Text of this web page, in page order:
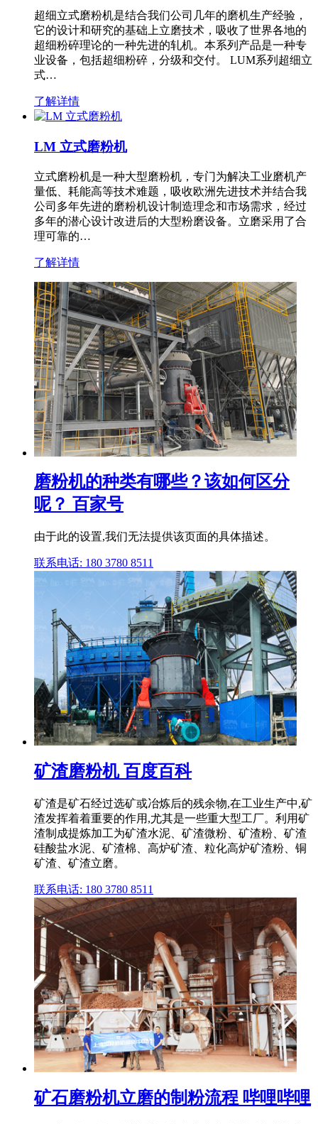
超细立式磨粉机是结合我们公司几年的磨机生产经验，
它的设计和研究的基础上立磨技术，吸收了世界各地的
超细粉碎理论的一种先进的轧机。本系列产品是一种专
业设备，包括超细粉碎，分级和交付。 LUM系列超细立
式…
了解详情
LM 立式磨粉机
立式磨粉机是一种大型磨粉机，专门为解决工业磨机产
量低、耗能高等技术难题，吸收欧洲先进技术并结合我
公司多年先进的磨粉机设计制造理念和市场需求，经过
多年的潜心设计改进后的大型粉磨设备。立磨采用了合
理可靠的…
了解详情
磨粉机的种类有哪些？该如何区分
呢？ 百家号
由于此的设置,我们无法提供该页面的具体描述。
联系电话: 180 3780 8511
矿渣磨粉机 百度百科
矿渣是矿石经过选矿或冶炼后的残余物,在工业生产中,矿
渣发挥着着重要的作用,尤其是一些重大型工厂。利用矿
渣制成提炼加工为矿渣水泥、矿渣微粉、矿渣粉、矿渣
硅酸盐水泥、矿渣棉、高炉矿渣、粒化高炉矿渣粉、铜
矿渣、矿渣立磨。
联系电话: 180 3780 8511
矿石磨粉机立磨的制粉流程 哔哩哔哩